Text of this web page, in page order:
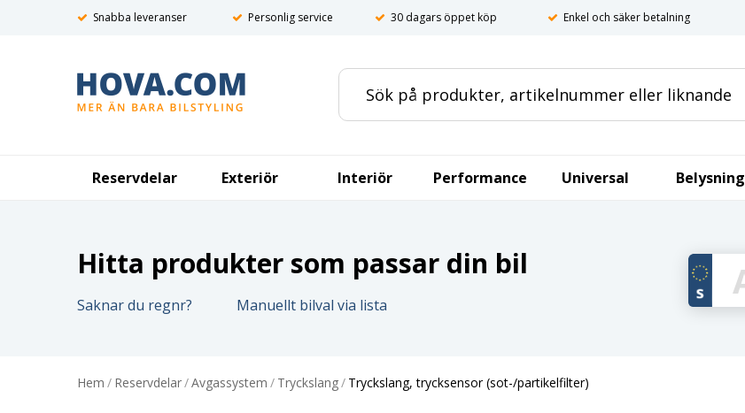
Snabba leveranser Personlig service 30 dagars öppet köp Enkel och säker betalning
Reservdelar Exteriör Interiör Performance Universal Belysning
Hitta produkter som passar din bil
Saknar du regnr? Manuellt bilval via lista
Hem / Reservdelar/Avgassystem / Tryckslang/ Tryckslang, trycksensor (sot-/partikelfilter)